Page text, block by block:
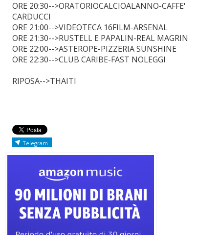
ORE 20:30-->ORATORIOCALCIOALANNO-CAFFE'
CARDUCCI
ORE 21:00-->VIDEOTECA 16FILM-ARSENAL
ORE 21:30-->RUSTELL E PAPALIN-REAL MAGRIN
ORE 22:00-->ASTEROPE-PIZZERIA SUNSHINE
ORE 22:30-->CLUB CARIBE-FAST NOLEGGI
RIPOSA-->THAITI
Telegram